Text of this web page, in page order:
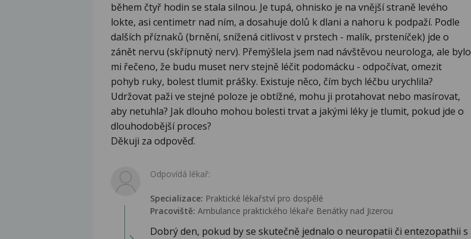
během čtyř hodin se stala silnou. Je tupá, ohnisko je na vnější straně levého
lokte, asi centimetr nad ním, a dosahuje dolů k dlani a nahoru k podpaží. Podle
dalších příznaků (brnění, snížená citlivost v prstech - malík, prsteníček) jde o
zánět nervu (skřípnutý nerv). Přemýšlela jsem nad návštěvou neurologa, ale bylo
mi řečeno, že budu muset nerv stejně léčit podomácku - odpočívat, omezit
pohyb ruky, bolest tlumit prášky. Existuje něco, čím bych léčbu urychlila?
Udržovat paži ve stejné poloze je obtížné, mohu ji protahovat nebo masírovat,
aby netuhla? Jak dlouho mohou bolesti trvat a jakými léky je tlumit, pokud jde o
dlouhodobější proces?
Děkuji za odpověď.
Odpovídá lékař:
Specializace: Praktické lékařství pro dospělé
Pracoviště: Ambulance praktického lékaře Benátky nad Jizerou
Dobrý den, pokud by se skutečně jednalo o neuropatii či entezopathii s